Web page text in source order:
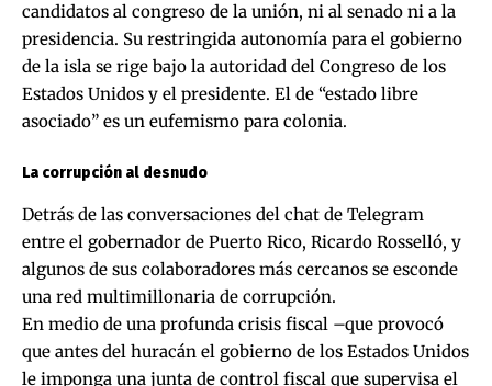
candidatos al congreso de la unión, ni al senado ni a la
presidencia. Su restringida autonomía para el gobierno
de la isla se rige bajo la autoridad del Congreso de los
Estados Unidos y el presidente. El de “estado libre
asociado” es un eufemismo para colonia.
La corrupción al desnudo
Detrás de las conversaciones del chat de Telegram
entre el gobernador de Puerto Rico, Ricardo Rosselló, y
algunos de sus colaboradores más cercanos se esconde
una red multimillonaria de corrupción.
En medio de una profunda crisis fiscal –que provocó
que antes del huracán el gobierno de los Estados Unidos
le imponga una junta de control fiscal que supervisa el